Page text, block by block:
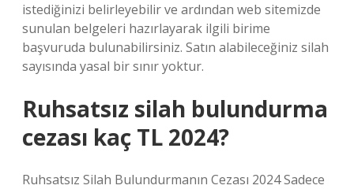
istediğinizi belirleyebilir ve ardından web sitemizde
sunulan belgeleri hazırlayarak ilgili birime
başvuruda bulunabilirsiniz. Satın alabileceğiniz silah
sayısında yasal bir sınır yoktur.
Ruhsatsız silah bulundurma
cezası kaç TL 2024?
Ruhsatsız Silah Bulundurmanın Cezası 2024 Sadece